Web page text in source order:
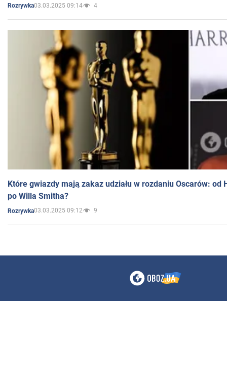
Rozrywka03.03.2025 09:14 4
Które gwiazdy mają zakaz udziału w rozdaniu Oscarów: od
po Willa Smitha?
Rozrywka03.03.2025 09:12 9